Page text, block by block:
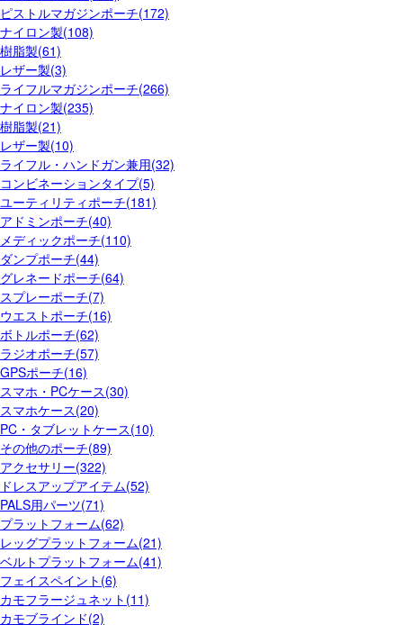
ピストルマガジンポーチ(172)
ナイロン製(108)
樹脂製(61)
レザー製(3)
ライフルマガジンポーチ(266)
ナイロン製(235)
樹脂製(21)
レザー製(10)
ライフル・ハンドガン兼用(32)
コンビネーションタイプ(5)
ユーティリティポーチ(181)
アドミンポーチ(40)
メディックポーチ(110)
ダンプポーチ(44)
グレネードポーチ(64)
スプレーポーチ(7)
ウエストポーチ(16)
ボトルポーチ(62)
ラジオポーチ(57)
GPSポーチ(16)
スマホ・PCケース(30)
スマホケース(20)
PC・タブレットケース(10)
その他のポーチ(89)
アクセサリー(322)
ドレスアップアイテム(52)
PALS用パーツ(71)
プラットフォーム(62)
レッグプラットフォーム(21)
ベルトプラットフォーム(41)
フェイスペイント(6)
カモフラージュネット(11)
カモブラインド(2)